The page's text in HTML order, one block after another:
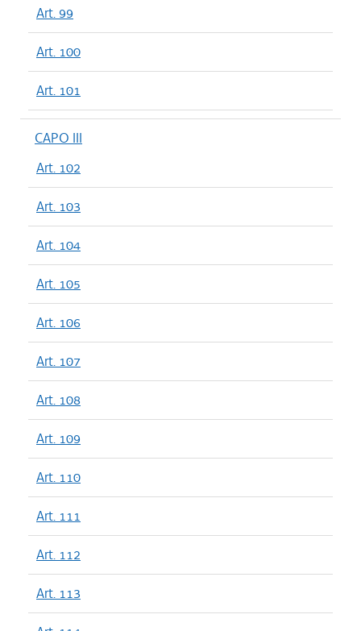
Art. 99
Art. 100
Art. 101
CAPO III
Art. 102
Art. 103
Art. 104
Art. 105
Art. 106
Art. 107
Art. 108
Art. 109
Art. 110
Art. 111
Art. 112
Art. 113